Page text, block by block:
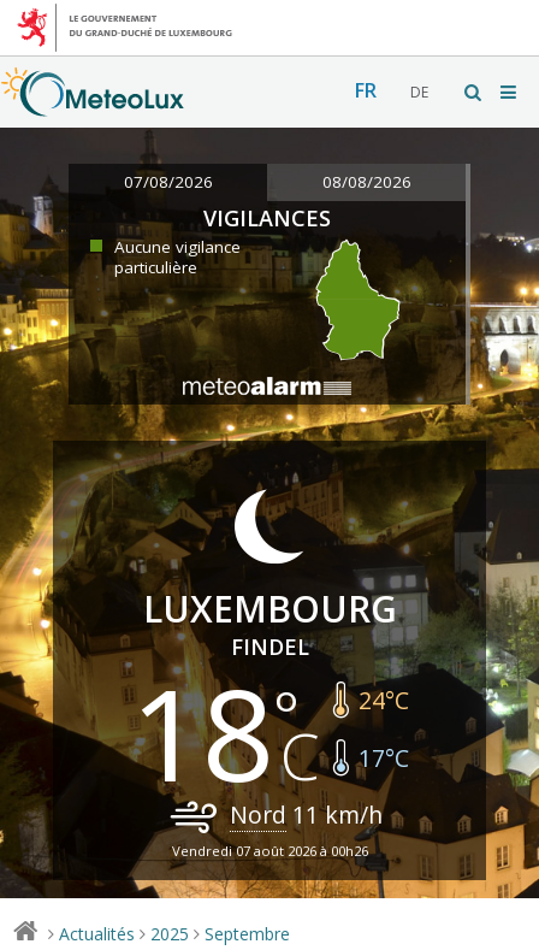
FR DE
07/08/2026 08/08/2026
VIGILANCES
Aucune vigilance
particulière
LUXEMBOURG
FINDEL
18 24°C
17°C
Nord 11km/h
Vendredi 07 août 2026 à 00h26
> Actualités > 2025 > Septembre